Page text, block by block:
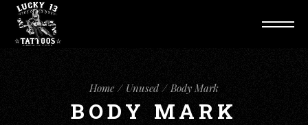
Home Unused Body Mark
BODY MARK